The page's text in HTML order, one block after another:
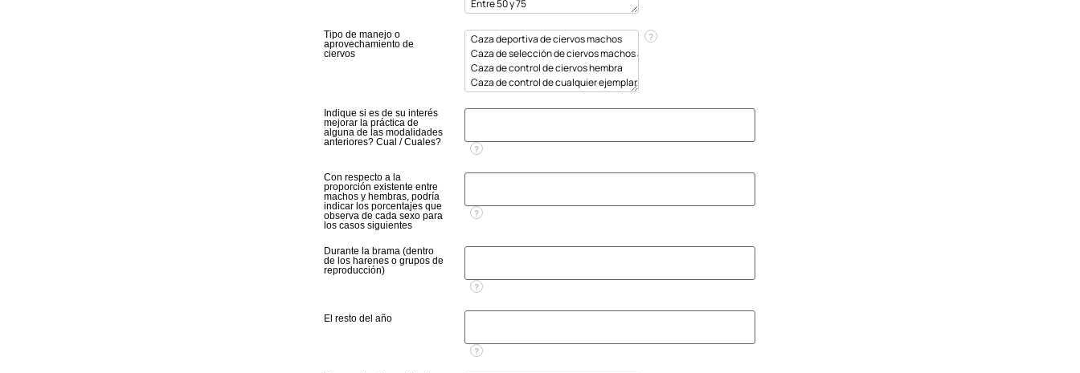
Tipo de manejo o
aprovechamiento de
ciervos
?
Indique si es de su interés
mejorar la práctica de
alguna de las modalidades
anteriores? Cual / Cuales?
?
Con respecto a la
proporción existente entre
machos y hembras, podría
indicar los porcentajes que
observa de cada sexo para
los casos siguientes
?
Durante la brama (dentro
de los harenes o grupos de
reproducción)
?
El resto del año
?